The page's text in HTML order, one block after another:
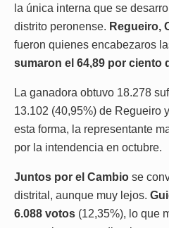
la única interna que se
distrito peronense. Regueiro,
fueron quienes encabezaros
sumaron el 64,89 por ciento
La ganadora obtuvo 18.278
13.102 (40,95%) de Regueiro
esta forma, la representante
por la intendencia en octubre.
Juntos por el Cambio se
distrital, aunque muy lejos.
6.088 votos (12,35%), lo que